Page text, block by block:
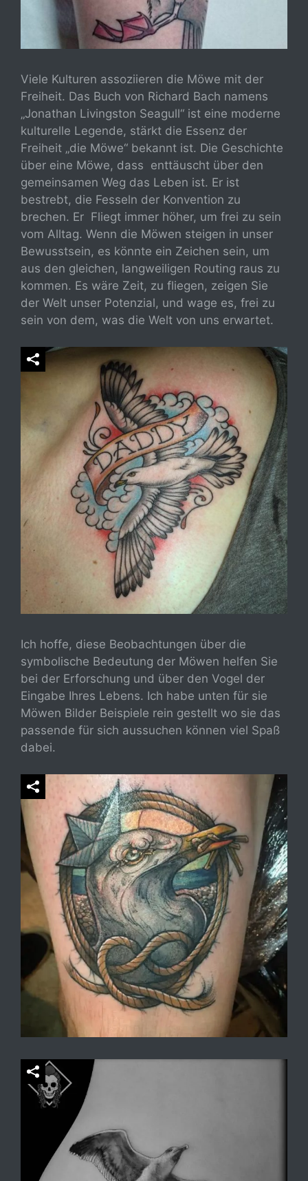
Viele Kulturen assoziieren die Möwe mit der
Freiheit. Das Buch von Richard Bach namens
„Jonathan Livingston Seagull“ ist eine moderne
kulturelle Legende, stärkt die Essenz der
Freiheit „die Möwe“ bekannt ist. Die Geschichte
über eine Möwe, dass enttäuscht über den
gemeinsamen Weg das Leben ist. Er ist
bestrebt, die Fesseln der Konvention zu
brechen. Er Fliegt immer höher, um frei zu sein
vom Alltag. Wenn die Möwen steigen in unser
Bewusstsein, es könnte ein Zeichen sein, um
aus den gleichen, langweiligen Routing raus zu
kommen. Es wäre Zeit, zu fliegen, zeigen Sie
der Welt unser Potenzial, und wage es, frei zu
sein von dem, was die Welt von uns erwartet.
Ich hoffe, diese Beobachtungen über die
symbolische Bedeutung der Möwen helfen Sie
bei der Erforschung und über den Vogel der
Eingabe Ihres Lebens. Ich habe unten für sie
Möwen Bilder Beispiele rein gestellt wo sie das
passende für sich aussuchen können viel Spaß
dabei.